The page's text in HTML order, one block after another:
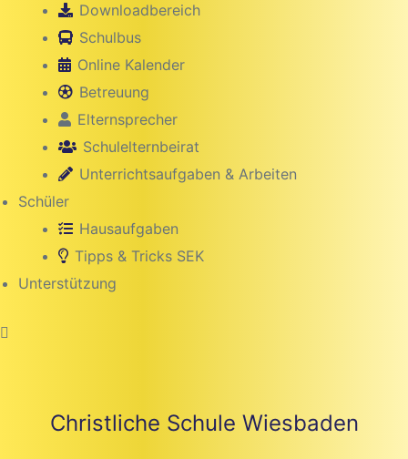
Downloadbereich
Schulbus
Online Kalender
Betreuung
Elternsprecher
Schulelternbeirat
Unterrichtsaufgaben & Arbeiten
Schüler
Hausaufgaben
Tipps & Tricks SEK
Unterstützung
Christliche Schule Wiesbaden